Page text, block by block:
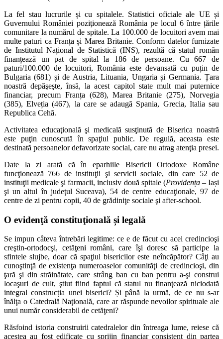
La fel stau lucrurile și cu spitalele. Statistici oficiale ale UE și
Guvernului României poziţionează România pe locul 6 între țările
comunitare la numărul de spitale. La 100.000 de locuitori avem mai
multe paturi ca Franța și Marea Britanie. Conform datelor furnizate
de Institutul Național de Statistică (INS), rezultă că statul român
finanțează un pat de spital la 186 de persoane. Cu 667 de
paturi/100.000 de locuitori, România este devansată cu puțin de
Bulgaria (681) și de Austria, Lituania, Ungaria și Germania. Țara
noastră depăşeşte, însă, la acest capitol state mult mai puternice
financiar, precum Franța (628), Marea Britanie (275), Norvegia
(385), Elve­ția (467), la care se adaugă Spania, Grecia, Italia sau
Republica Cehă.
Activitatea educaţională şi medicală susţinută de Biserica noastră
este puţin cunoscută în spaţiul public. De regulă, aceasta este
destinată persoanelor defavorizate social, care nu atrag atenţia presei.
Date la zi arată că în eparhiile Bisericii Ortodoxe Române
funcţionează 766 de instituţii şi servicii sociale, din care 52 de
instituţii medicale şi farmacii, inclusiv două spitale (Providența– Iași
şi un altul în judeţul Suceava), 54 de centre educaţionale, 97 de
centre de zi pentru copii, 40 de grădiniţe sociale şi after-school.
O evidenţă constituţională și legală
Se impun câteva întrebări legitime: ce e de făcut cu acei credincioşi
creştin-ortodocşi, cetăţeni români, care îşi doresc să participe la
sfintele slujbe, doar că spaţiul bisericilor este neîncăpător? Câţi au
cunoştinţă de existenţa numeroaselor comunităţi de credincioşi, din
ţară şi din străinătate, care strâng ban cu ban pentru a-şi construi
locaşuri de cult, ştiut fiind faptul că statul nu finanţează niciodată
integral construcția unei biserici? Și până la urmă, de ce nu s-ar
înălţa o Catedrală Naţională, care ar răspunde nevoilor spirituale ale
unui număr considerabil de cetăţeni?
Răsfoind istoria construirii catedralelor din întreaga lume, reiese că
acestea au fost edificate cu sprijin financiar consistent din partea